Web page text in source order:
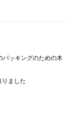
パッキングのための木
りました